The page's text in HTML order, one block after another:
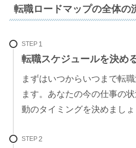
転職ロードマップの全体の
STEP
転職スケジュールを決め
まずはいつからいつまで転
ます。あなたの今の仕事の
動のタイミングを決めましょ
STEP